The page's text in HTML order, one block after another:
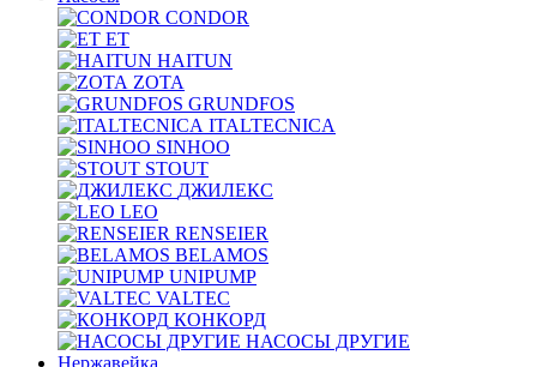
CONDOR
ET
HAITUN
ZOTA
GRUNDFOS
ITALTECNICA
SINHOO
STOUT
ДЖИЛЕКС
LEO
RENSEIER
BELAMOS
UNIPUMP
VALTEC
КОНКОРД
НАСОСЫ ДРУГИЕ
Нержавейка